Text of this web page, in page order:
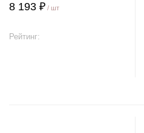
8 193 ₽ / шт
Рейтинг: